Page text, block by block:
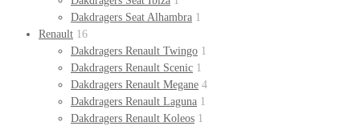
Dakdragers Seat Alhambra 1
Renault 16
Dakdragers Renault Twingo 1
Dakdragers Renault Scenic 1
Dakdragers Renault Megane 4
Dakdragers Renault Laguna 1
Dakdragers Renault Koleos 1